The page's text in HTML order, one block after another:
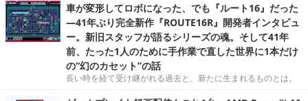
車が変形してロボになった、でも『ルート16』だった
―41年ぶり完全新作『ROUTE16R』開発者インタビュ
ー。新旧スタッフが語るシリーズの魂。そして41年
前、たった1人のために手作業で直した世界に1本だけ
の“幻のカセット”の話
長い時を経て受け継がれる過去と、新たに生まれるものとは。